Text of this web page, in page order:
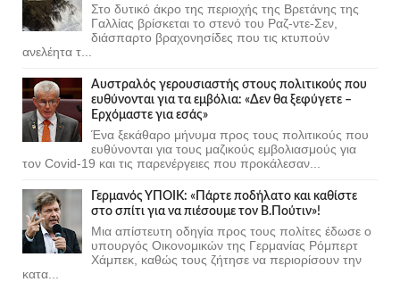
Στο δυτικό άκρο της περιοχής της Βρετάνης της
Γαλλίας βρίσκεται το στενό του Ραζ-ντε-Σεν,
διάσπαρτο βραχονησίδες που τις κτυπούν
ανελέητα τ...
Αυστραλός γερουσιαστής στους πολιτικούς που
ευθύνονται για τα εμβόλια: «Δεν θα ξεφύγετε –
Ερχόμαστε για εσάς»
Ένα ξεκάθαρο μήνυμα προς τους πολιτικούς που
ευθύνονται για τους μαζικούς εμβολιασμούς για
τον Covid-19 και τις παρενέργειες που προκάλεσαν...
Γερμανός ΥΠΟΙΚ: «Πάρτε ποδήλατο και καθίστε
στο σπίτι για να πιέσουμε τον Β.Πούτιν»!
Μια απίστευτη οδηγία προς τους πολίτες έδωσε ο
υπουργός Οικονομικών της Γερμανίας Ρόμπερτ
Χάμπεκ, καθώς τους ζήτησε να περιορίσουν την
κατα...